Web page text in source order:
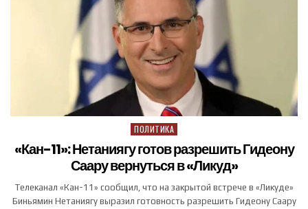
Posted in
ПОЛИТИКА
«Кан-11»: Нетаниягу готов разрешить Гидеону
Саару вернуться в «Ликуд»
Телеканал «Кан-11» сообщил, что на закрытой встрече в «Ликуде»
Биньямин Нетаниягу выразил готовность разрешить Гидеону Саару